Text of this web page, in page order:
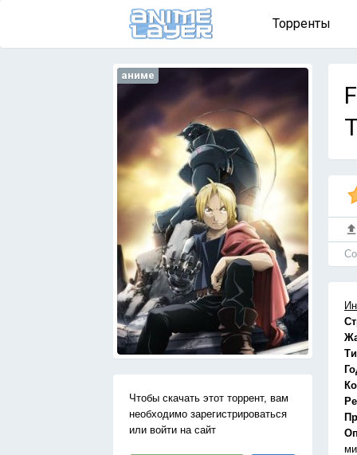
Торренты
аниме
Чтобы скачать этот торрент, вам
необходимо зарегистрироваться
или войти на сайт